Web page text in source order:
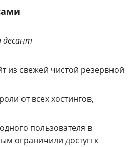
десант
из свежей чистой резервной
от всех хостингов,
пользователя в
ограничили доступ к